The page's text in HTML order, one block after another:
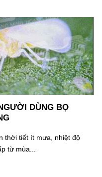
DÙNG BỌ
thời tiết ít mưa, nhiệt độ
từ mùa...